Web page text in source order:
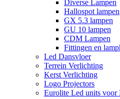
Diverse Lampen
Hallospot lampen
GX 5.3 lampen
GU 10 lampen
CDM Lampen
Fittingen en
Led Dansvloer
Terrein Verlichting
Kerst Verlichting
Logo Projectors
Eurolite Led units voor